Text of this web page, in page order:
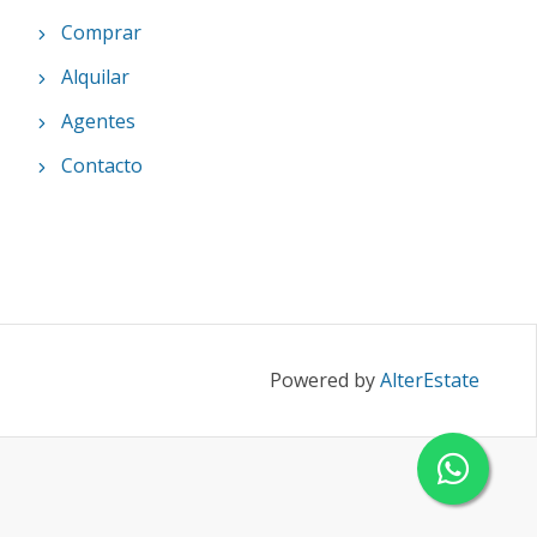
Comprar
Alquilar
Agentes
Contacto
Powered byAlterEstate